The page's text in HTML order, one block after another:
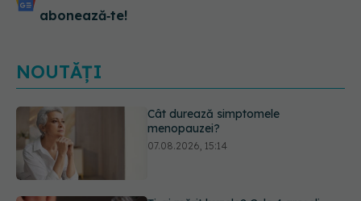
abonează‑te!
NOUTĂȚI
Ți-ai mărit buzele? Cele 4 greșeli
care pot strica rezultatul după